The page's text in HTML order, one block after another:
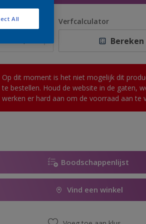
Verfcalculator
Bereken
Op dit moment is het niet mogelijk dit
te bestellen. Houd de website in de gaten,
werken er hard aan om de voorraad aan te
Boodschappenlijst
Vind een winkel
All